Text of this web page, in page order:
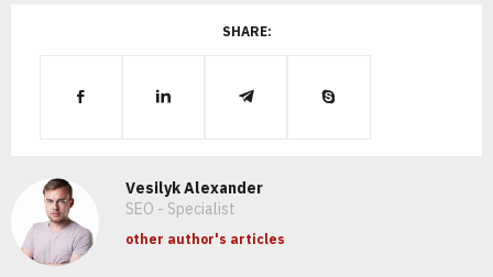
К Л И Е
Т Е Р П
С К О Р
SHARE:
Vesilyk Alexander
SEO - Specialist
other author's articles